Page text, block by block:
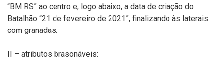
“BM RS” ao centro e, logo abaixo, a data de criação do
Batalhão “21 de fevereiro de 2021”, finalizando às laterais
com granadas.
II – atributos brasonáveis: